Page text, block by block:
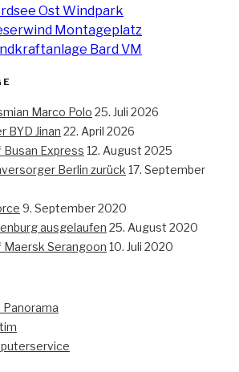
Ost Windpark
Montageplatz
Bard VM
Marco Polo 25. Juli 2026
BYD Jinan 22. April 2026
Express 12. August 2025
Berlin zurück 17. September
9. September 2020
ausgelaufen 25. August 2020
Serangoon 10. Juli 2020